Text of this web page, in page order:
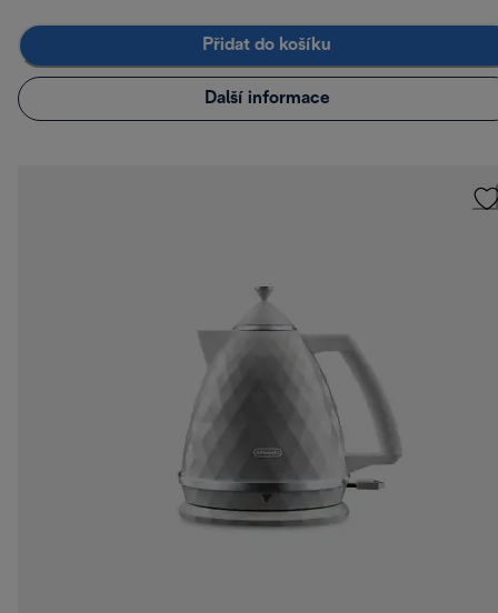
Přidat do košíku
Další informace